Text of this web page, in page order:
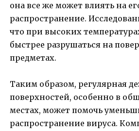
она все же может влиять на
распространение.
что при высоких
быстрее разрушаться на
предметах.
Таким образом, регулярная
поверхностей, особенно в
местах, может помочь
распространение вируса.